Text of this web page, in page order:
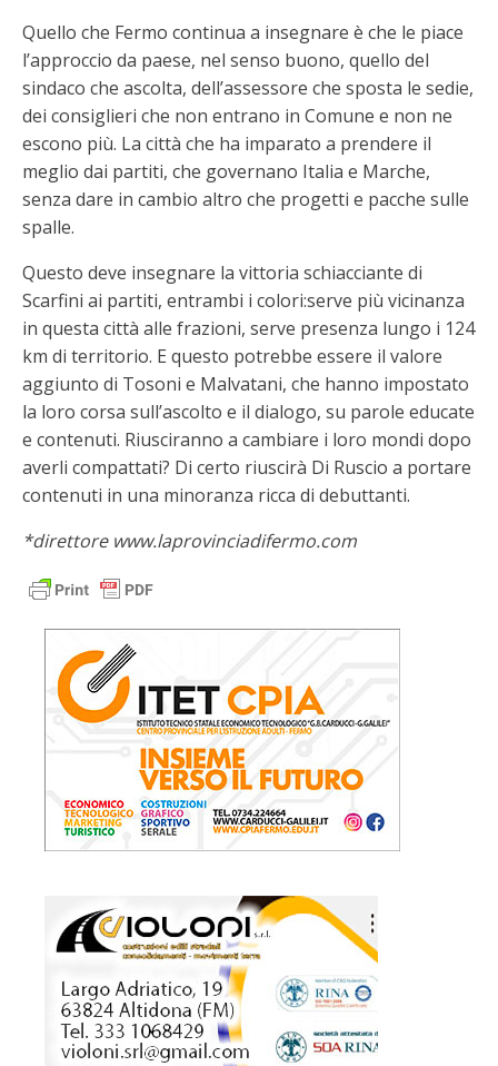
Quello che Fermo continua a insegnare è che le piace
l’approccio da paese, nel senso buono, quello del
sindaco che ascolta, dell’assessore che sposta le sedie,
dei consiglieri che non entrano in Comune e non ne
escono più. La città che ha imparato a prendere il
meglio dai partiti, che governano Italia e Marche,
senza dare in cambio altro che progetti e pacche sulle
spalle.
Questo deve insegnare la vittoria schiacciante di
Scarfini ai partiti, entrambi i colori:serve più vicinanza
in questa città alle frazioni, serve presenza lungo i 124
km di territorio. E questo potrebbe essere il valore
aggiunto di Tosoni e Malvatani, che hanno impostato
la loro corsa sull’ascolto e il dialogo, su parole educate
e contenuti. Riusciranno a cambiare i loro mondi dopo
averli compattati? Di certo riuscirà Di Ruscio a portare
contenuti in una minoranza ricca di debuttanti.
*direttore www.laprovinciadifermo.com